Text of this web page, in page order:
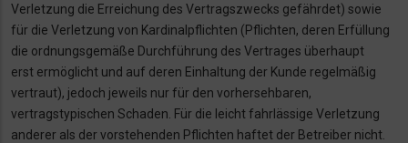
Verletzung die Erreichung des Vertragszwecks gefährdet) sowie
für die Verletzung von Kardinalpflichten (Pflichten, deren Erfüllung
die ordnungsgemäße Durchführung des Vertrages überhaupt
erst ermöglicht und auf deren Einhaltung der Kunde regelmäßig
vertraut), jedoch jeweils nur für den vorhersehbaren,
vertragstypischen Schaden. Für die leicht fahrlässige Verletzung
anderer als der vorstehenden Pflichten haftet der Betreiber nicht.